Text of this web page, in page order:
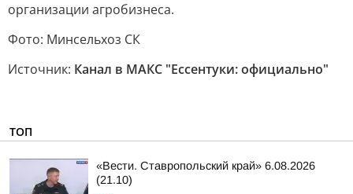
организации агробизнеса.
Фото: Минсельхоз СК
Источник: Канал в МАКС "Ессентуки: официально"
ТОП
«Вести. Ставропольский край» 6.08.2026
(21.10)